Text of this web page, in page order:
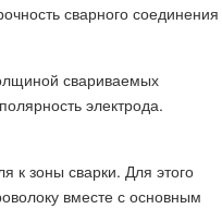
сварного соединения
свариваемых
электрода.
к зоны сварки. Для этого
вместе с основным